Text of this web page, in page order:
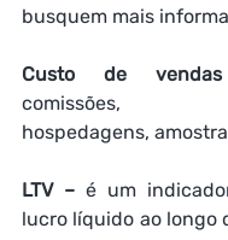
busquem mais
Custo de
comissões,
hospedagens,
LTV – é um
lucro líquido ao longo